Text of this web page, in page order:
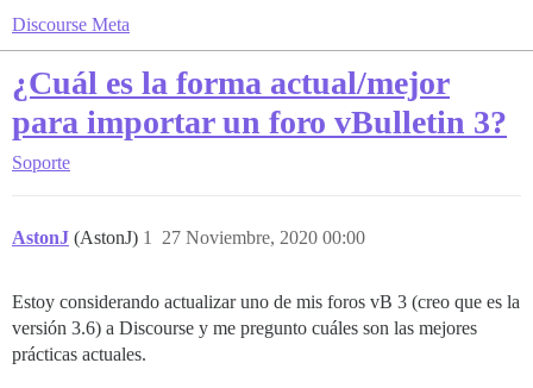
Discourse Meta
¿Cuál es la forma actual/mejor
para importar un foro vBulletin 3?
Soporte
AstonJ (AstonJ) 27 Noviembre, 2020 00:00
1
Estoy considerando actualizar uno de mis foros vB 3 (creo que es la
versión 3.6) a Discourse y me pregunto cuáles son las mejores
prácticas actuales.